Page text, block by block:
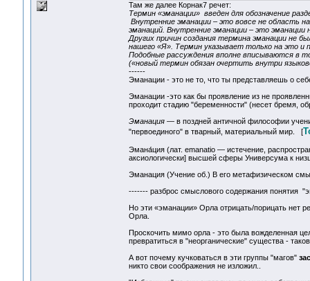
Там же далее Корнак7 речет:
Термин «эманации» введен для обозначение
Внутренние эманации – это вовсе не область
эманаций. Внутренние эманации – это эманации
Других причин создания термина эманации не
нашего «Я». Термин указывает только на это и
Подобные рассуждения вполне вписываются в
(«новый термин обязан очертить внутри
------
Эманации - это не то, что ты представляешь о
Эманации -это как бы проявление из не
проходит стадию "беременности" (несет бремя,
Эманация — в поздней античной философии
"первоединого" в тварный, материальный мир. [
Эмана́ция (лат. emanatio — истечение,
аксиологически] высшей сферы Универсума к
Эманация (Учение об.) В его метафизическом
------- разброс смыслового содержания понятия
Но эти «эманации» Орла отрицать/порицать нет
Орла.
Проскочить мимо орла - это была вожделенная
превратиться в "неорганические" существа -
А вот почему кучковаться в эти группы "магов"
никто свои соображения не изложил..